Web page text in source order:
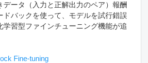
データ（入力と正解出力のペア）報酬
ドバックを使って、モデルを試行錯誤
学習型ファインチューニング機能が追
Fine-tuning